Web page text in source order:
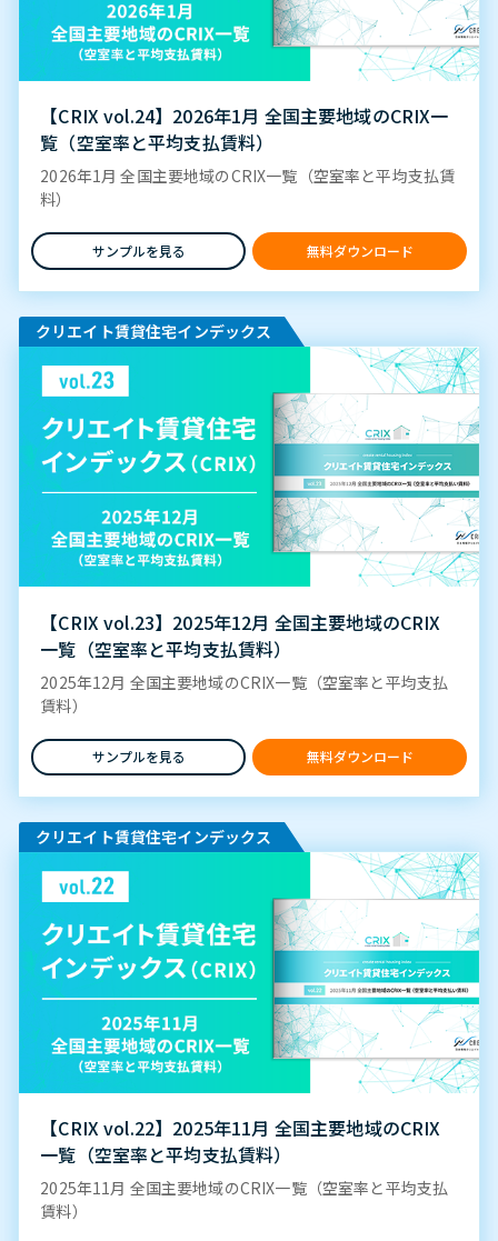
【CRIX vol.24】2026年1月 全国主要地域のCRIX一
覧（空室率と平均支払賃料）
2026年1月 全国主要地域のCRIX一覧（空室率と平均支払賃
料）
サンプルを見る 無料ダウンロード
クリエイト賃貸住宅インデックス
【CRIX vol.23】2025年12月 全国主要地域のCRIX
一覧（空室率と平均支払賃料）
2025年12月 全国主要地域のCRIX一覧（空室率と平均支払
賃料）
サンプルを見る 無料ダウンロード
クリエイト賃貸住宅インデックス
【CRIX vol.22】2025年11月 全国主要地域のCRIX
一覧（空室率と平均支払賃料）
2025年11月 全国主要地域のCRIX一覧（空室率と平均支払
賃料）